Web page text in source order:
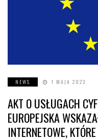
NEWS 1 MAJA 2023
AKT O USŁUGACH
EUROPEJSKA
INTERNETOWE,